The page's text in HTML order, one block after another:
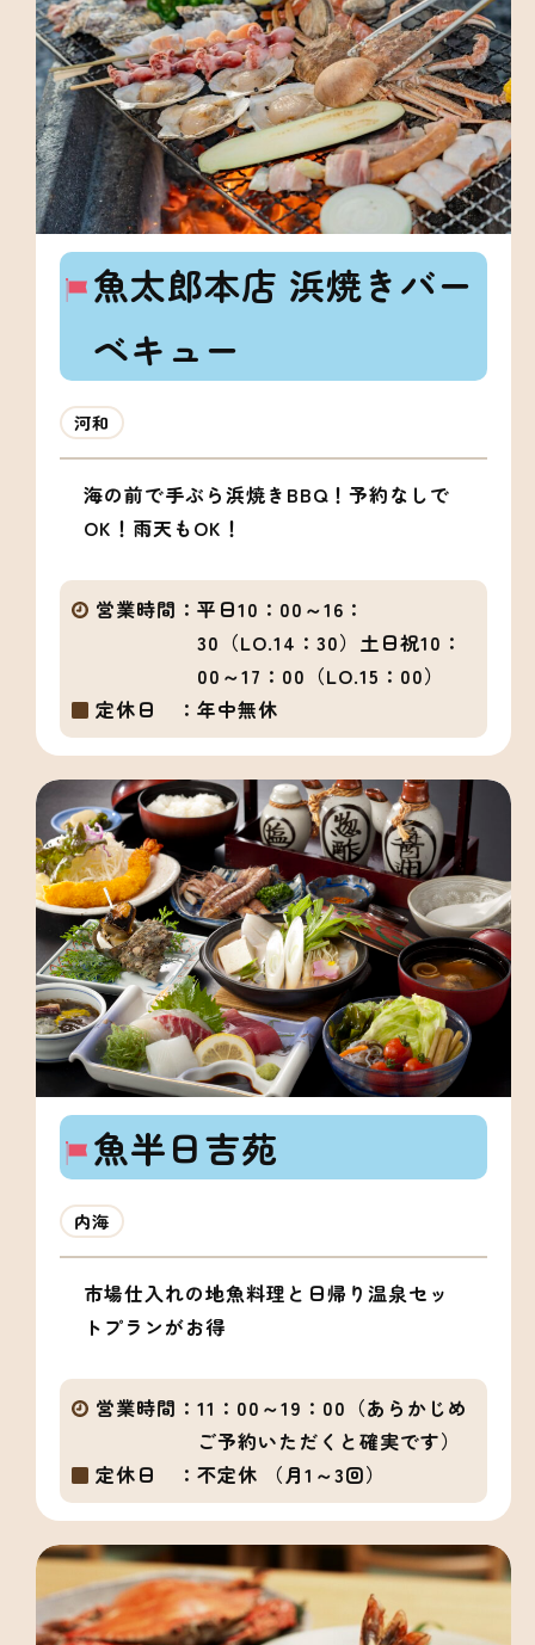
魚太郎本店 浜焼きバー
ベキュー
河和
海の前で手ぶら浜焼きBBQ！予約なしで
OK！雨天もOK！
営業時間： 平日10：00～16：
30（LO.14：30）土日祝10：
00～17：00（LO.15：00）
定休日 ： 年中無休
魚半日吉苑
内海
市場仕入れの地魚料理と日帰り温泉セッ
トプランがお得
営業時間： 11：00～19：00（あらかじめ
ご予約いただくと確実です）
定休日 ： 不定休 （月1～3回）